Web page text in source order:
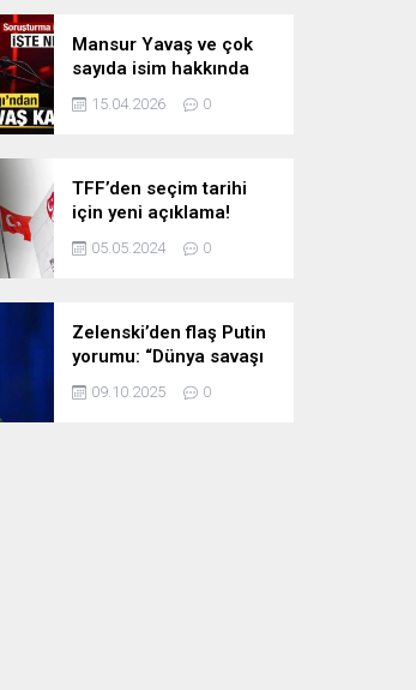
Mansur Yavaş ve çok
sayıda isim hakkında
soruşturma izni!
15.04.2026 0
TFF’den seçim tarihi
için yeni açıklama!
05.05.2024 0
Zelenski’den flaş Putin
yorumu: “Dünya savaşı
başlatma riski çok
yüksek”
09.10.2025 0